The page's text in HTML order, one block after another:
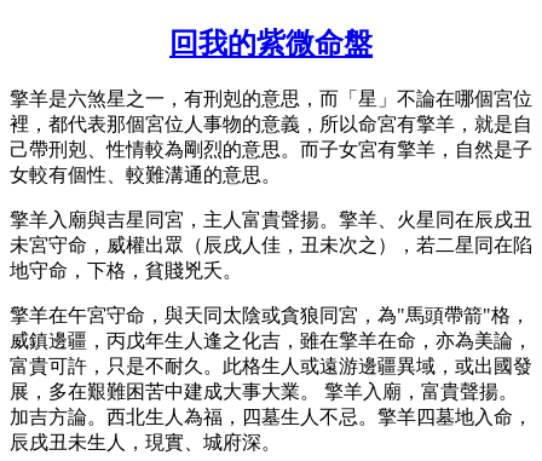
回我的紫微命盤
擎羊是六煞星之一，有刑剋的意思，而「星」不論在哪個宮位
裡，都代表那個宮位人事物的意義，所以命宮有擎羊，就是自
己帶刑剋、性情較為剛烈的意思。而子女宮有擎羊，自然是子
女較有個性、較難溝通的意思。
擎羊入廟與吉星同宮，主人富貴聲揚。擎羊、火星同在辰戌丑
未宮守命，威權出眾（辰戌人佳，丑未次之），若二星同在陷
地守命，下格，貧賤兇夭。
擎羊在午宮守命，與天同太陰或貪狼同宮，為"馬頭帶箭"格，
威鎮邊疆，丙戊年生人逢之化吉，雖在擎羊在命，亦為美論，
富貴可許，只是不耐久。此格生人或遠游邊疆異域，或出國發
展，多在艱難困苦中建成大事大業。 擎羊入廟，富貴聲揚。
加吉方論。西北生人為福，四墓生人不忌。擎羊四墓地入命，
辰戌丑未生人，現實、城府深。